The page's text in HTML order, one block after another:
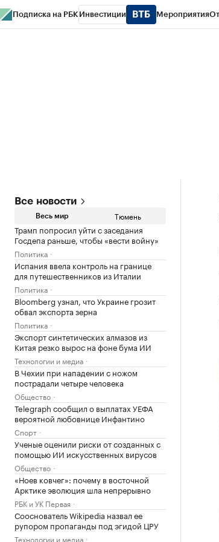
Подписка на РБК Инвестиции Мероприятия
Все новости
Весь мир Тюмень
Трамп попросил уйти с заседания
Госдепа раньше, чтобы «вести войну»
Политика
Испания ввела контроль на границе
для путешественников из Италии
Политика
Bloomberg узнал, что Украине грозит
обвал экспорта зерна
Политика
Экспорт синтетических алмазов из
Китая резко вырос на фоне бума ИИ
Технологии и медиа
В Чехии при нападении с ножом
пострадали четыре человека
Общество
Telegraph сообщил о выплатах УЕФА
вероятной любовнице Инфантино
Спорт
Ученые оценили риски от созданных с
помощью ИИ искусственных вирусов
Общество
«Ноев ковчег»: почему в восточной
Арктике эволюция шла непрерывно
РБК и УК Первая
Сооснователь Wikipedia назвал ее
рупором пропаганды под эгидой ЦРУ
Технологии и медиа